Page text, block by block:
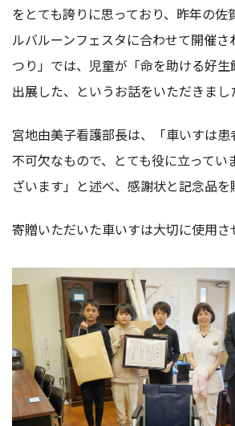
をとても誇りに思っており、昨年の佐
ルバルーンフェスタに合わせて開催さ
つり」では、児童が「命を助ける好生
出展した、というお話をいただきまし
宮地由美子看護部長は、「車いすは
不可欠なもので、とても役に立ってい
ざいます」と述べ、感謝状と記念品を
寄贈いただいた車いすは大切に使用さ